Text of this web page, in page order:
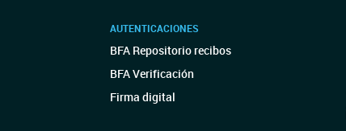
AUTENTICACIONES
BFA Repositorio recibos
BFA Verificación
Firma digital